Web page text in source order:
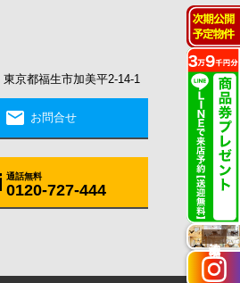
京都福生市加美平2-14-1
mail お問合せ
通話無料
0120-727-444
施工実例